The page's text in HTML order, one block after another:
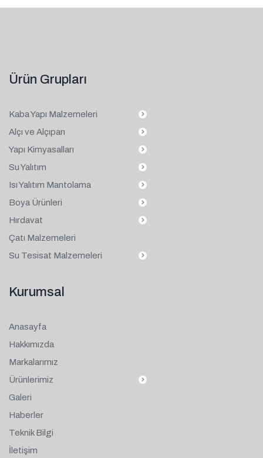
Ürün Grupları
Kaba Yapı Malzemeleri
Alçı ve Alçıpan
Yapı Kimyasalları
Su Yalıtım
Isı Yalıtım Mantolama
Boya Ürünleri
Hırdavat
Çatı Malzemeleri
Su Tesisat Malzemeleri
Kurumsal
Anasayfa
Hakkımızda
Markalarımız
Ürünlerimiz
Galeri
Haberler
Teknik Bilgi
İletişim